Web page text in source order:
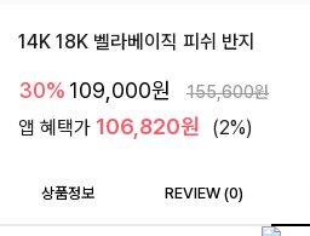
14K 18K 벨라베이직 피쉬 반지
30% 109,000원 155,600원
앱 혜택가 106,820원 (2%)
상품정보 REVIEW (0)